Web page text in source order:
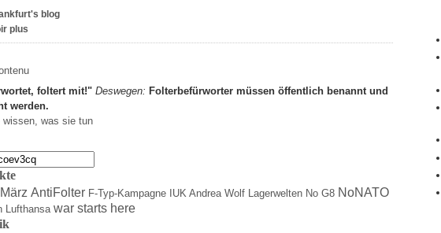
blog
plus
foltert mit!" Deswegen: Folterbefürworter müssen öffentlich benannt und
werden.
wissen, was sie tun
AntiFolter F-Typ-Kampagne IUK Andrea Wolf Lagerwelten No G8 NoNATO
Lufthansa war starts here